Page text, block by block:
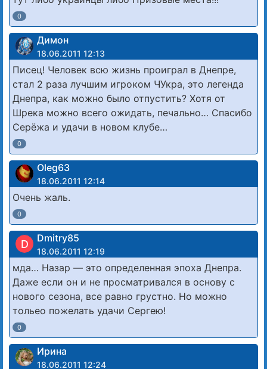
0
Димон
18.06.2011 12:13
Писец! Человек всю жизнь проиграл в Днепре,
стал 2 раза лучшим игроком ЧУкра, это легенда
Днепра, как можно было отпустить? Хотя от
Шрека можно всего ожидать, печально… Спасибо
Серёжа и удачи в новом клубе…
0
Oleg63
18.06.2011 12:14
Очень жаль.
0
D Dmitry85
18.06.2011 12:19
мда… Назар — это определенная эпоха Днепра.
Даже если он и не просматривался в основу с
нового сезона, все равно грустно. Но можно
тольео пожелать удачи Сергею!
0
Ирина
18.06.2011 12:24